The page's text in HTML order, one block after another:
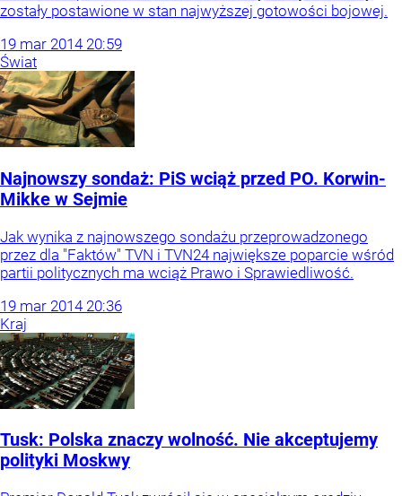
zostały postawione w stan najwyższej gotowości bojowej.
19 mar 2014 20:59
Świat
Najnowszy sondaż: PiS wciąż przed PO. Korwin-
Mikke w Sejmie
Jak wynika z najnowszego sondażu przeprowadzonego
przez dla "Faktów" TVN i TVN24 największe poparcie wśród
partii politycznych ma wciąż Prawo i Sprawiedliwość.
19 mar 2014 20:36
Kraj
Tusk: Polska znaczy wolność. Nie akceptujemy
polityki Moskwy